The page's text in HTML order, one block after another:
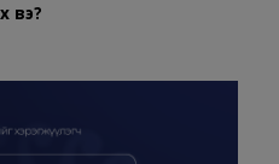
вэ?